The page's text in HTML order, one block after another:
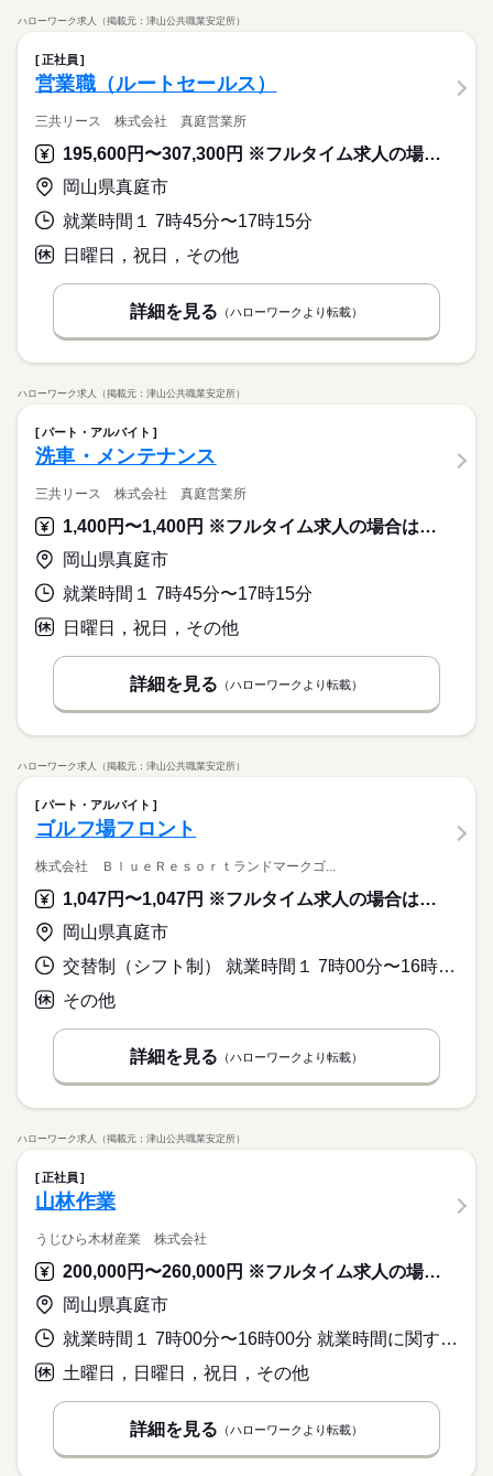
ハローワーク求人（掲載元：津山公共職業安定所）
正社員
営業職（ルートセールス）
三共リース 株式会社 真庭営業所
195,600円〜307,300円 ※フルタイム求人の場合は月額（換算額）、パート求人の場合は時間額を表示しています。
岡山県真庭市
就業時間１ 7時45分〜17時15分
日曜日，祝日，その他
詳細を見る （ハローワークより転載）
ハローワーク求人（掲載元：津山公共職業安定所）
パート・アルバイト
洗車・メンテナンス
三共リース 株式会社 真庭営業所
1,400円〜1,400円 ※フルタイム求人の場合は月額（換算額）、パート求人の場合は時間額を表示しています。
岡山県真庭市
就業時間１ 7時45分〜17時15分
日曜日，祝日，その他
詳細を見る （ハローワークより転載）
ハローワーク求人（掲載元：津山公共職業安定所）
パート・アルバイト
ゴルフ場フロント
株式会社 ＢｌｕｅＲｅｓｏｒｔランドマークゴ...
1,047円〜1,047円 ※フルタイム求人の場合は月額（換算額）、パート求人の場合は時間額を表示しています。
岡山県真庭市
交替制（シフト制） 就業時間１ 7時00分〜16時00分 就業時間２ 7時30分〜16時30分 就業時間３ 8時00分〜17時00分 就業時間に関する特記事項 就業時間（１）～（３）のシフト勤務
その他
詳細を見る （ハローワークより転載）
ハローワーク求人（掲載元：津山公共職業安定所）
正社員
山林作業
うじひら木材産業 株式会社
200,000円〜260,000円 ※フルタイム求人の場合は月額（換算額）、パート求人の場合は時間額を表示しています。
岡山県真庭市
就業時間１ 7時00分〜16時00分 就業時間に関する特記事項 相談可
土曜日，日曜日，祝日，その他
詳細を見る （ハローワークより転載）